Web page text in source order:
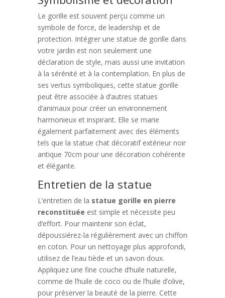
Le gorille est souvent perçu comme un
symbole de force, de leadership et de
protection. Intégrer une statue de gorille dans
votre jardin est non seulement une
déclaration de style, mais aussi une invitation
à la sérénité et à la contemplation. En plus de
ses vertus symboliques, cette statue gorille
peut être associée à d’autres statues
d’animaux pour créer un environnement
harmonieux et inspirant. Elle se marie
également parfaitement avec des éléments
tels que la statue chat décoratif extérieur noir
antique 70cm pour une décoration cohérente
et élégante.
Entretien de la statue
L’entretien de la statue gorille en pierre
reconstituée est simple et nécessite peu
d’effort. Pour maintenir son éclat,
dépoussiérez-la régulièrement avec un chiffon
en coton. Pour un nettoyage plus approfondi,
utilisez de l’eau tiède et un savon doux.
Appliquez une fine couche d’huile naturelle,
comme de l’huile de coco ou de l’huile d’olive,
pour préserver la beauté de la pierre. Cette